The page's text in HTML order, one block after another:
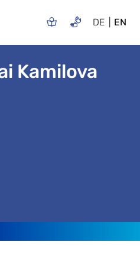
DE EN
Kamilova